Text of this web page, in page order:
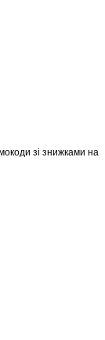
зі знижками на